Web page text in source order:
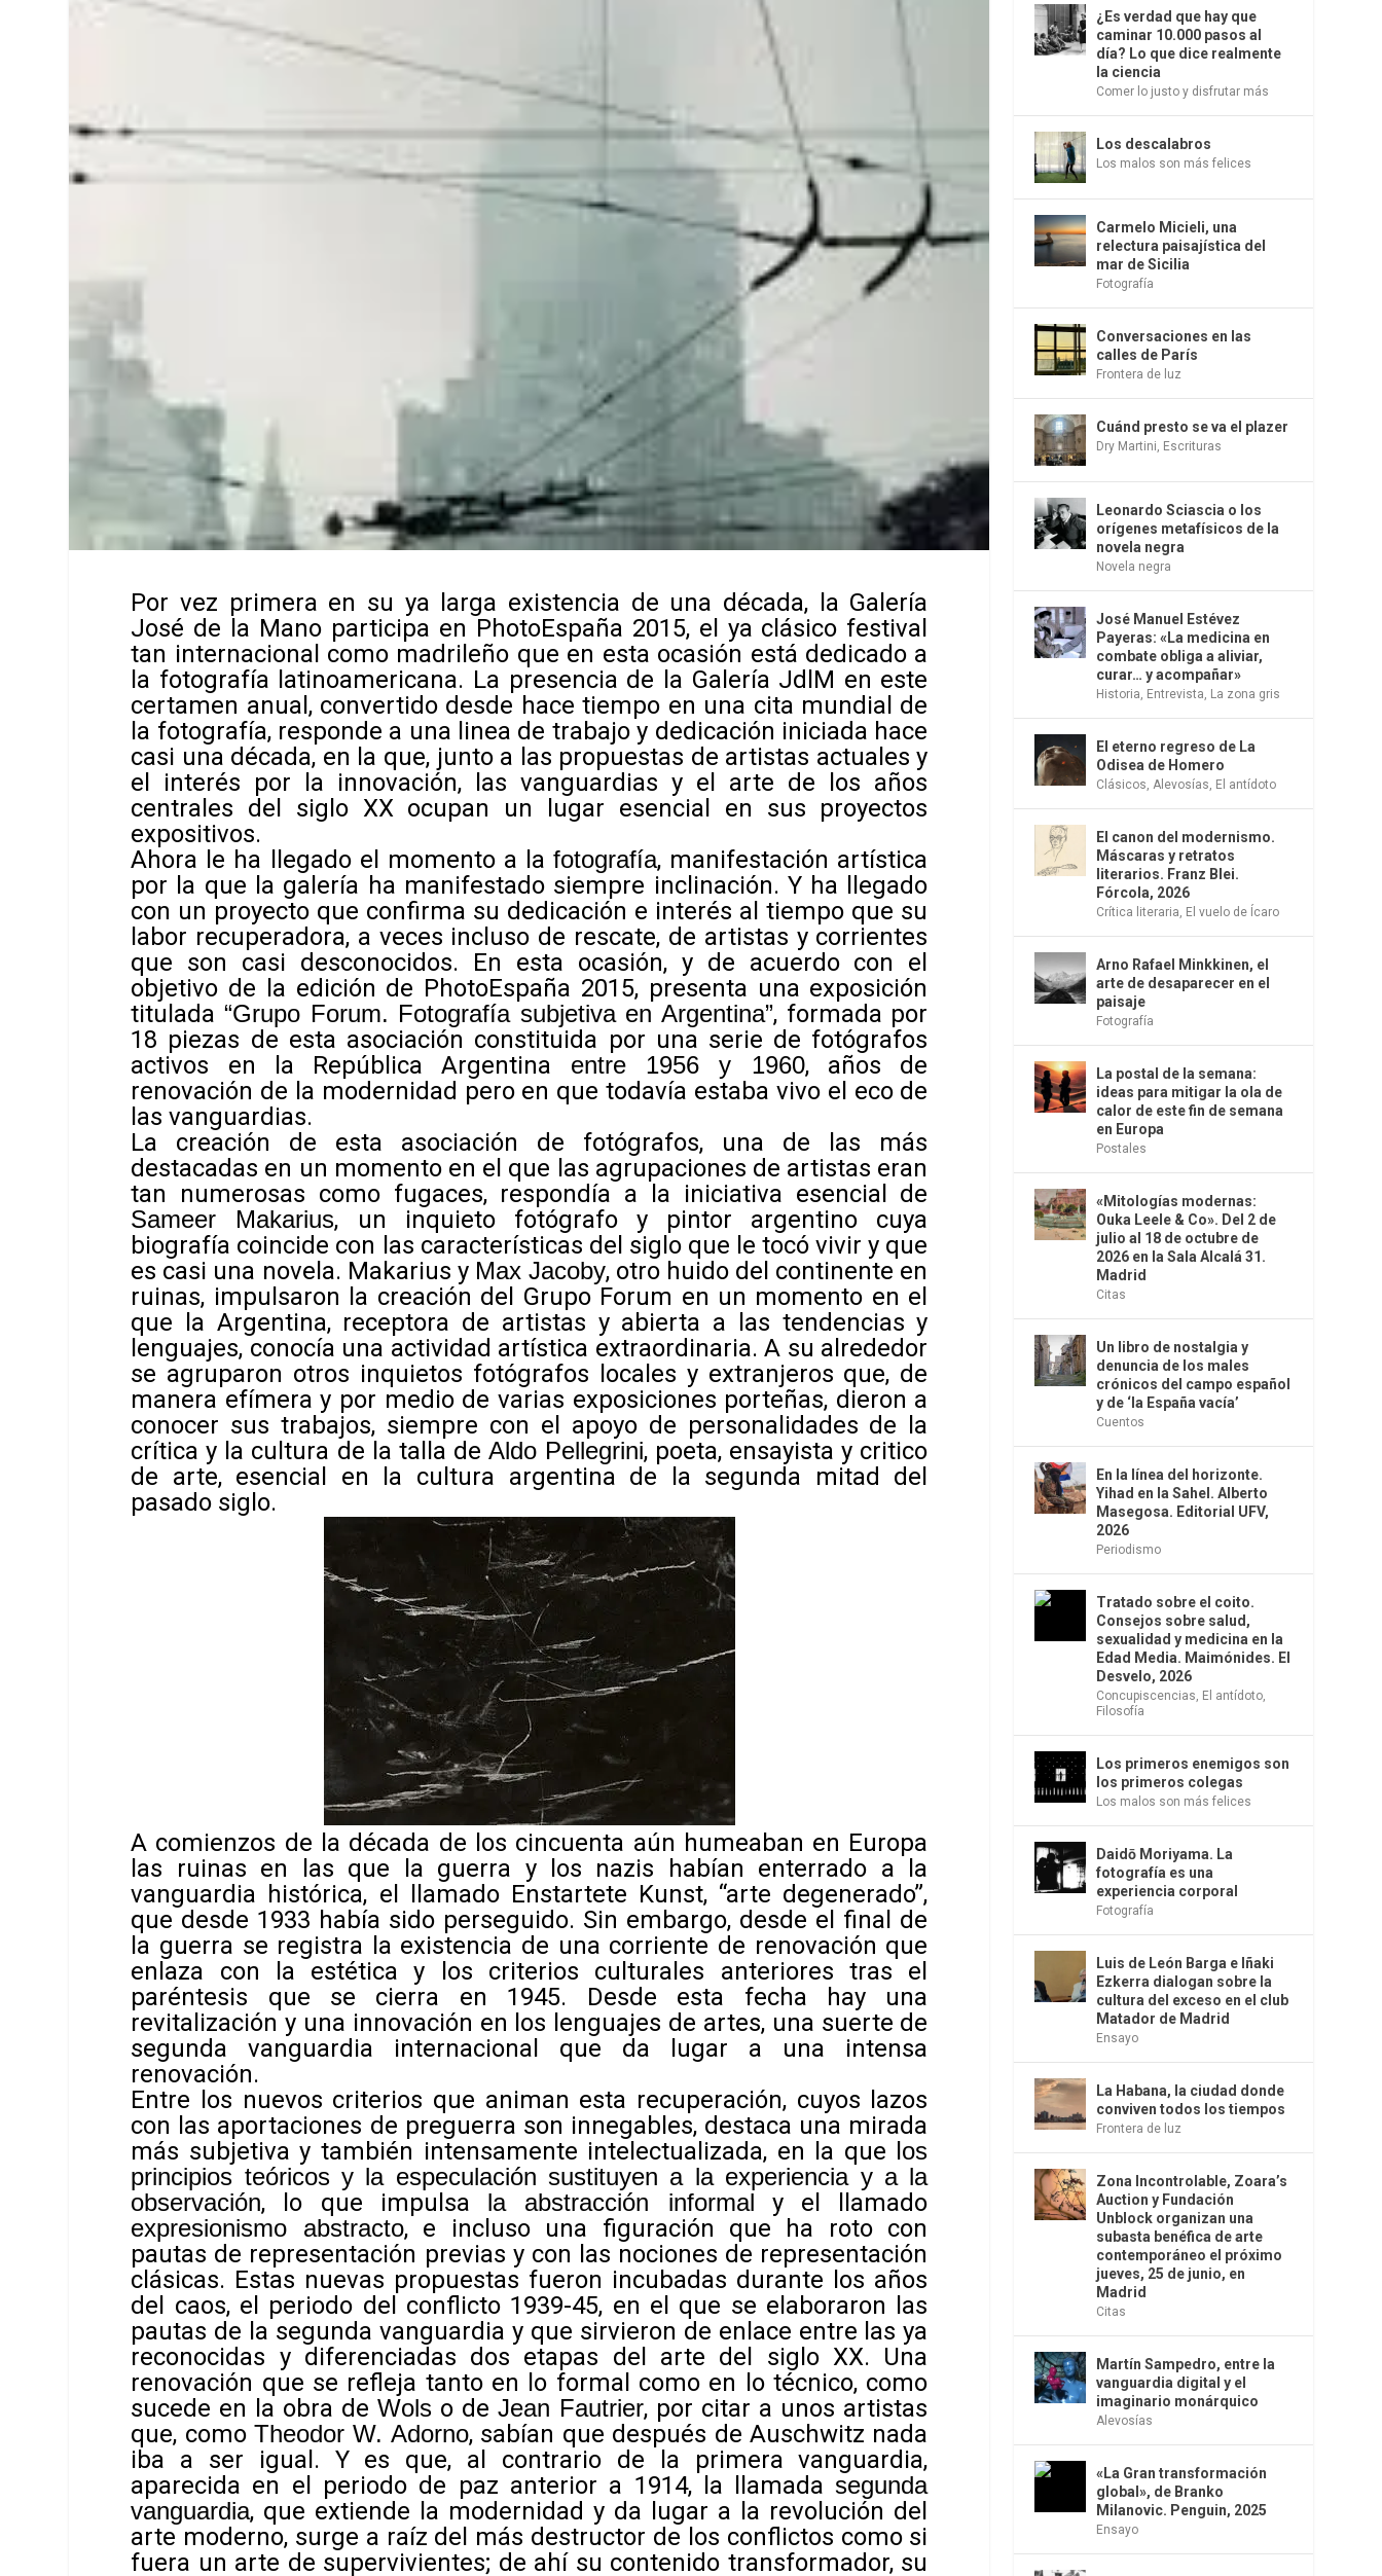
Por vez primera en su ya larga existencia de una década, la Galería
José de la Manoparticipa en PhotoEspaña 2015, el ya clásico festival
tan internacional como madrileño que en esta ocasión está dedicado a
la fotografía latinoamericana. La presencia de la Galería JdlM en este
certamen anual, convertido desde hace tiempo en una cita mundial de
la fotografía, responde a una linea de trabajo y dedicación iniciada hace
casi una década, en la que, junto a las propuestas de artistas actuales y
el interés por la innovación, las vanguardias y el arte de los años
centrales del siglo XX ocupan un lugar esencial en sus proyectos
expositivos.
Ahora le ha llegado el momento a lafotografía, manifestación artística
por la que la galería ha manifestado siempre inclinación. Y ha llegado
con un proyecto que confirma su dedicación e interés al tiempo que su
labor recuperadora, a veces incluso de rescate, de artistas y corrientes
que son casi desconocidos. En esta ocasión, y de acuerdo con el
objetivo de la edición de PhotoEspaña 2015, presenta una exposición
titulada “Grupo Forum. Fotografía subjetiva en Argentina”, formada por
18 piezas de esta asociación constituida por una serie de fotógrafos
activos en la República Argentina entre 1956 y 1960, años de
renovación de la modernidad pero en que todavía estaba vivo el eco de
las vanguardias.
La creación de esta asociación de fotógrafos, una de las más
destacadas en un momento en el que las agrupaciones de artistas eran
tan numerosas como fugaces, respondía a la iniciativa esencial de
Sameer Makarius, un inquieto fotógrafo y pintor argentino cuya
biografía coincide con las características del siglo que le tocó vivir y que
es casi una novela. Makarius y Max Jacoby, otro huido del continente en
ruinas, impulsaron la creación del Grupo Forum en un momento en el
que la Argentina, receptora de artistas y abierta a las tendencias y
lenguajes, conocía una actividad artística extraordinaria. A su alrededor
se agruparon otros inquietos fotógrafos locales y extranjeros que, de
manera efímera y por medio de varias exposiciones porteñas, dieron a
conocer sus trabajos, siempre con el apoyo de personalidades de la
crítica y la cultura de la talla de Aldo Pellegrini, poeta, ensayista y critico
de arte, esencial en la cultura argentina de la segunda mitad del
pasado siglo.
A comienzos de la década de los cincuenta aún humeaban en Europa
las ruinas en las que la guerra y los nazis habían enterrado a la
vanguardia histórica, el llamado Enstartete Kunst, “arte degenerado”,
que desde 1933 había sido perseguido. Sin embargo, desde el final de
la guerra se registra la existencia de una corriente de renovación que
enlaza con la estética y los criterios culturales anteriores tras el
paréntesis que se cierra en 1945. Desde esta fecha hay una
revitalización y una innovación en los lenguajes de artes, una suerte de
segunda vanguardia internacional que da lugar a una intensa
renovación.
Entre los nuevos criterios que animan esta recuperación, cuyos lazos
con las aportaciones de preguerra son innegables, destaca una mirada
más subjetiva y también intensamente intelectualizada, en la que l os
principios teóricos y la especulación sustituyen a la experiencia y a la
observación, lo que impulsa la abstracción informal y el llamado
expresionismo abstracto, e incluso una figuración que ha roto con
pautas de representación previas y con las nociones de representación
clásicas. Estas nuevas propuestas fueron incubadas durante los años
del caos, el periodo del conflicto 1939-45, en el que se elaboraron las
pautas de la segunda vanguardia y que sirvieron de enlace entre las ya
reconocidas y diferenciadas dos etapas del arte del siglo XX. Una
renovación que se refleja tanto en lo formal como en lo técnico, como
sucede en la obra deWols o deJean Fautrier, por citar a unos artistas
que, comoTheodor W. Adorno, sabían que después de Auschwitz nada
iba a ser igual. Y es que, al contrario de la primera vanguardia,
aparecida en el periodo de paz anterior a 1914, la llamada segunda
vanguardia, que extiende la modernidad y da lugar a la revolución del
arte moderno, surge a raíz del más destructor de los conflictos como si
fuera un arte de supervivientes; de ahí su contenido transformador, su
¿Es verdad que hay que
caminar 10.000 pasos al
día? Lo que dice realmente
la ciencia
Comer lo justo y disfrutar más
Los descalabros
Los malos son más felices
Carmelo Micieli, una
relectura paisajística del
mar de Sicilia
Fotografía
Conversaciones en las
calles de París
Frontera de luz
Cuánd presto se va el plazer
Dry Martini Escrituras
Leonardo Sciascia o los
orígenes metafísicos de la
novela negra
Novela negra
José Manuel Estévez
Payeras: «La medicina en
combate obliga a aliviar,
curar… y acompañar»
Historia Entrevista La zona gris
El eterno regreso de La
Odisea de Homero
Clásicos Alevosías El antídoto
El canon del modernismo.
Máscaras y retratos
literarios. Franz Blei.
Fórcola, 2026
Crítica literaria El vuelo de Ícaro
Arno Rafael Minkkinen, el
arte de desaparecer en el
paisaje
Fotografía
La postal de la semana:
ideas para mitigar la ola de
calor de este fin de semana
en Europa
Postales
«Mitologías modernas:
Ouka Leele & Co». Del 2 de
julio al 18 de octubre de
2026 en la Sala Alcalá 31.
Madrid
Citas
Un libro de nostalgia y
denuncia de los males
crónicos del campo español
y de ‘la España vacía’
Cuentos
En la línea del horizonte.
Yihad en la Sahel. Alberto
Masegosa. Editorial UFV,
2026
Periodismo
Tratado sobre el coito.
Consejos sobre salud,
sexualidad y medicina en la
Edad Media. Maimónides. El
Desvelo, 2026
Concupiscencias El antídoto
Filosofía
Los primeros enemigos son
los primeros colegas
Los malos son más felices
Daidō Moriyama. La
fotografía es una
experiencia corporal
Fotografía
Luis de León Barga e Iñaki
Ezkerra dialogan sobre la
cultura del exceso en el club
Matador de Madrid
Ensayo
La Habana, la ciudad donde
conviven todos los tiempos
Frontera de luz
Zona Incontrolable, Zoara’s
Auction y Fundación
Unblock organizan una
subasta benéfica de arte
contemporáneo el próximo
jueves, 25 de junio, en
Madrid
Citas
Martín Sampedro, entre la
vanguardia digital y el
imaginario monárquico
Alevosías
«La Gran transformación
global», de Branko
Milanovic. Penguin, 2025
Ensayo